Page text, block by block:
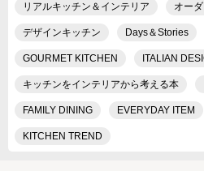
リアルキッチン＆インテリア オー
デザインキッチン Days＆Stories
GOURMET KITCHEN ITALIAN
キッチンをインテリアから考える本
FAMILY DINING EVERYDAY ITEM
KITCHEN TREND